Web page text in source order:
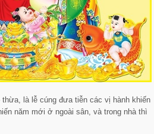
là lễ cúng đưa tiễn các vị hành khiến
năm mới ở ngoài sân, và trong nhà thì